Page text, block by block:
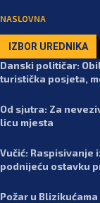
NASLOVNA
IZBOR UREDNIKA
Danski političar:
turistička posjeta,
Od sjutra: Za
licu mjesta
Vučić: Raspisivanje
podnijeću ostavku
Požar u